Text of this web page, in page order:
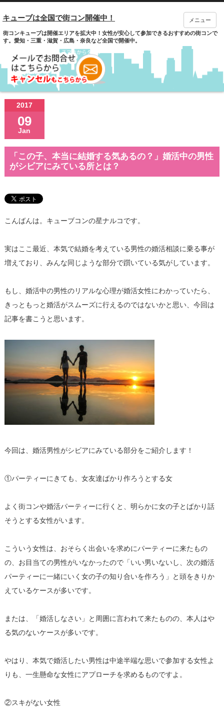
キューブは全国で街コン開催中！
街コンキューブは開催エリアを拡大中！女性が安心して参加できるおすすめの街コンで
す。愛知・三重・滋賀・広島・奈良など全国で開催中。
メニュー
2017
09
Jan
「この子、本当に結婚する気あるの？」婚活中の男性
がシビアにみている所とは？
こんばんは。キューブコンの星ナルコです。
実はここ最近、本気で結婚を考えている男性の婚活相談に乗る事が
増えており、みんな同じような部分で躓いている気がしています。
もし、婚活中の男性のリアルな心理が婚活女性にわかっていたら、
きっともっと婚活がスムーズに行えるのではないかと思い、今回は
記事を書こうと思います。
今回は、婚活男性がシビアにみている部分をご紹介します！
①パーティーにきても、女友達ばかり作ろうとする女
よく街コンや婚活パーティーに行くと、明らかに女の子とばかり話
そうとする女性がいます。
こういう女性は、おそらく出会いを求めにパーティーに来たもの
の、お目当ての男性がいなかったので「いい男いないし、次の婚活
パーティーに一緒にいく女の子の知り合いを作ろう」と頭をきりか
えているケースが多いです。
または、「婚活しなさい」と周囲に言われて来たものの、本人はや
る気のないケースが多いです。
やはり、本気で婚活したい男性は中途半端な思いで参加する女性よ
りも、一生懸命な女性にアプローチを求めるものですよ。
②スキがない女性